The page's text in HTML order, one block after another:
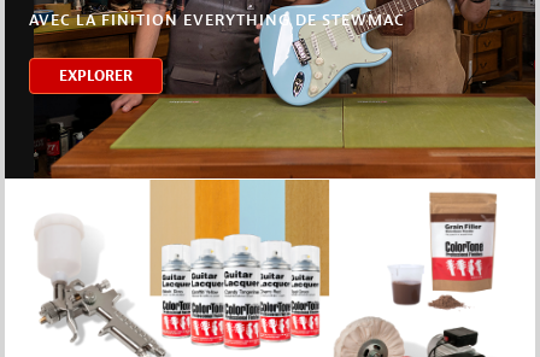
AVEC LA FINITION EVERYTHING DE STEWMAC
EXPLORER